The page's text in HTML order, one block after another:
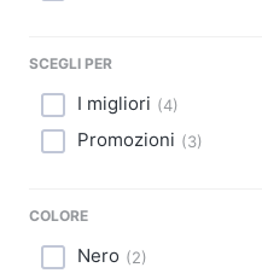
Libri, cd e dvd
Festività e ricorrenze
SCEGLI PER
I migliori (4)
Promozioni (3)
COLORE
Nero (2)